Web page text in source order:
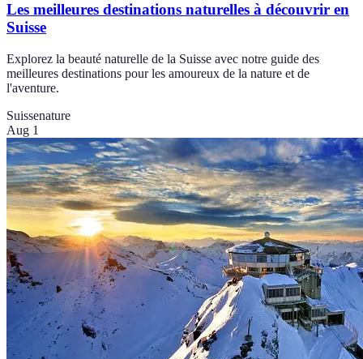
Les meilleures destinations naturelles à découvrir en
Suisse
Explorez la beauté naturelle de la Suisse avec notre guide des
meilleures destinations pour les amoureux de la nature et de
l'aventure.
Suissenature
Aug 1